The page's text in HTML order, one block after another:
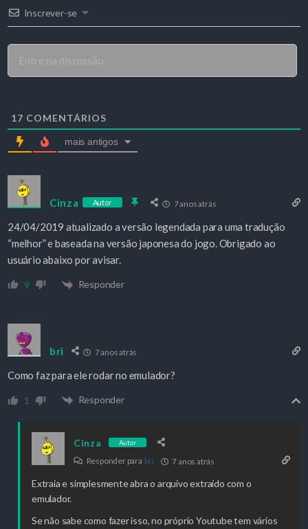
Inscrever-se
17 COMENTÁRIOS
mais antigos
Cinza Autor 7 anos atrás
24/04/2019 atualizado a versão legendada para uma tradução
“melhor” e baseada na versão japonesa do jogo. Obrigado ao
usuário abaixo por avisar.
9 Responder
bri 7 anos atrás
Como faz para ele rodar no emulador?
1 Responder
Cinza Autor
Responder para bri 7 anos atrás
Extraia e simplesmente abra o arquivo extraído com o
emulador.
Se não sabe como fazer isso, no próprio Youtube tem vários